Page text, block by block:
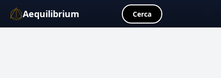
Aequilibrium Cerca